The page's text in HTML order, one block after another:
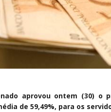
aprovou ontem (30) o
de 59,49%, para os